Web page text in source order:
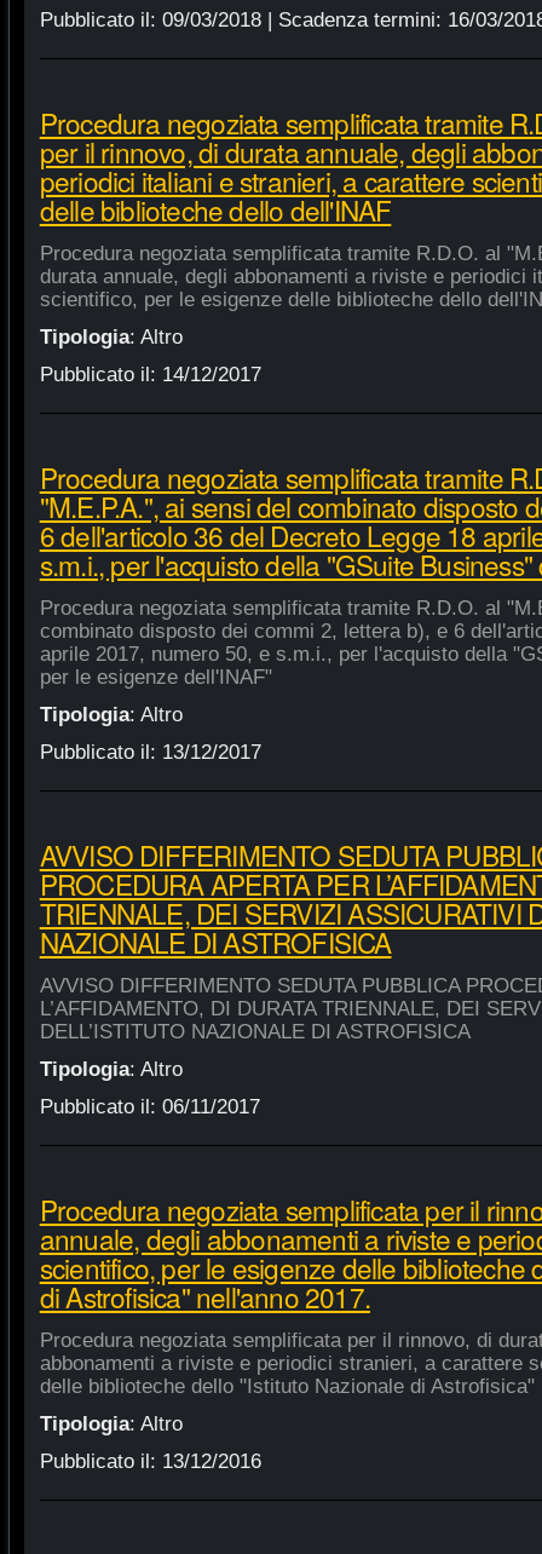
Pubblicato il: 09/03/2018| Scadenza termini: 16/03/
Procedura negoziata semplificata tramite
per il rinnovo, di durata annuale, degli
periodici italiani e stranieri, a carattere
delle biblioteche dello dell'INAF
Procedura negoziata semplificata tramite R.D.O. al
durata annuale, degli abbonamenti a riviste e periodici
scientifico, per le esigenze delle biblioteche dello
Tipologia: Altro
Pubblicato il: 14/12/2017
Procedura negoziata semplificata tramite
"M.E.P.A.", ai sensi del combinato disposto
6 dell'articolo 36 del Decreto Legge 18
s.m.i., per l'acquisto della "GSuite
Procedura negoziata semplificata tramite R.D.O. al
combinato disposto dei commi 2, lettera b), e 6
aprile 2017, numero 50, e s.m.i., per l'acquisto della
per le esigenze dell'INAF"
Tipologia: Altro
Pubblicato il: 13/12/2017
AVVISO DIFFERIMENTO SEDUTA
PROCEDURA APERTA PER
TRIENNALE, DEI SERVIZI ASSICURATIVI
NAZIONALE DI ASTROFISICA
AVVISO DIFFERIMENTO SEDUTA PUBBLICA
L’AFFIDAMENTO, DI DURATA TRIENNALE, DEI
DELL’ISTITUTO NAZIONALE DI ASTROFISICA
Tipologia: Altro
Pubblicato il: 06/11/2017
Procedura negoziata semplificata per il
annuale, degli abbonamenti a riviste e
scientifico, per le esigenze delle biblioteche
di Astrofisica" nell'anno 2017.
Procedura negoziata semplificata per il rinnovo, di
abbonamenti a riviste e periodici stranieri, a carattere
delle biblioteche dello "Istituto Nazionale di Astrofisica"
Tipologia: Altro
Pubblicato il: 13/12/2016